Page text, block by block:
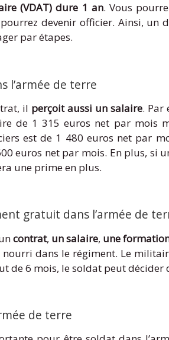
(VDAT) dure 1 an. Vous
devenir officier. Ainsi, un
par étapes.
l’armée de terre
il perçoit aussi un salaire. Par
de 1 315 euros net par
est de 1 480 euros net par
euros net par mois. En plus, si
une prime en plus.
gratuit dans l’armée de
contrat, un salaire, une
dans le régiment. Le
de 6 mois, le soldat peut décider
de terre